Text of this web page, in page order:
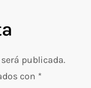
publicada.
con *